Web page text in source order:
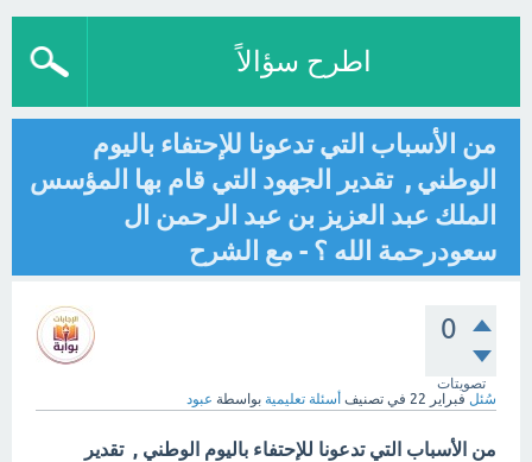
اطرح سؤالاً
من الأسباب التي تدعونا للإحتفاء باليوم
الوطني , تقدير الجهود التي قام بها المؤسس
الملك عبد العزيز بن عبد الرحمن ال
سعودرحمة الله ؟ - مع الشرح
0
تصويتات
سُئل فبراير 22 في تصنيف أسئلة تعليمية بواسطة عبود
من الأسباب التي تدعونا للإحتفاء باليوم الوطني , تقدير